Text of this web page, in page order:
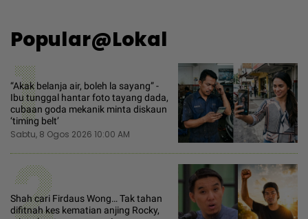
Popular@Lokal
1
“Akak belanja air, boleh la sayang” -
Ibu tunggal hantar foto tayang dada,
cubaan goda mekanik minta diskaun
‘timing belt’
Sabtu, 8 Ogos 2026 10:00 AM
2
Shah cari Firdaus Wong… Tak tahan
difitnah kes kematian anjing Rocky,